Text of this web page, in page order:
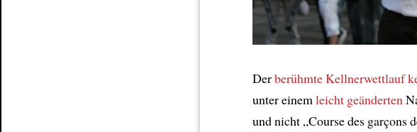
Derberühmte Kellnerwettlauf
unter einem leicht geänderten
und nicht „Course des garçons